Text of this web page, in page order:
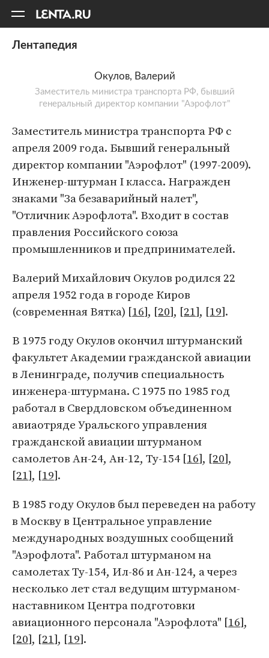
Лентапедия
Окулов, Валерий
Заместитель министра транспорта РФ, бывший
генеральный директор компании "Аэрофлот"
Заместитель министра транспорта РФ с
апреля 2009 года. Бывший генеральный
директор компании "Аэрофлот" (1997-2009).
Инженер-штурман I класса. Награжден
знаками "За безаварийный налет",
"Отличник Аэрофлота". Входит в состав
правления Российского союза
промышленников и предпринимателей.
Валерий Михайлович Окулов родился 22
апреля 1952 года в городе Киров
(современная Вятка) [16], [20], [21], [19].
В 1975 году Окулов окончил штурманский
факультет Академии гражданской авиации
в Ленинграде, получив специальность
инженера-штурмана. С 1975 по 1985 год
работал в Свердловском объединенном
авиаотряде Уральского управления
гражданской авиации штурманом
самолетов Ан-24, Ан-12, Ту-154 [16], [20],
[21], [19].
В 1985 году Окулов был переведен на работу
в Москву в Центральное управление
международных воздушных сообщений
"Аэрофлота". Работал штурманом на
самолетах Ту-154, Ил-86 и Ан-124, а через
несколько лет стал ведущим штурманом-
наставником Центра подготовки
авиационного персонала "Аэрофлота" [16],
[20], [21], [19].